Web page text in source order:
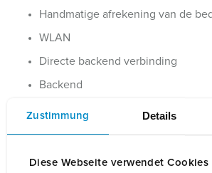
Zustimmung Details
Diese Webseite verwendet Cookies
Handmatige afrekening van de
WLAN
Directe backend verbinding
Backend
BLADWIJZERS